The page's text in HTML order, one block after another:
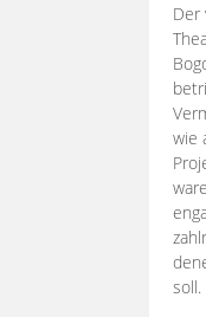
Der
wie
zahlr
soll.